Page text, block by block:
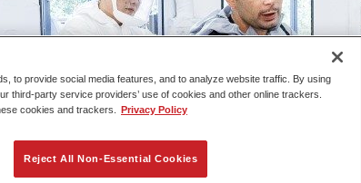
to provide social media features, and to analyze website traffic. By using
third-party service providers’ use of cookies and other online trackers.
cookies and trackers.
Privacy Policy
Reject All Non-Essential Cookies